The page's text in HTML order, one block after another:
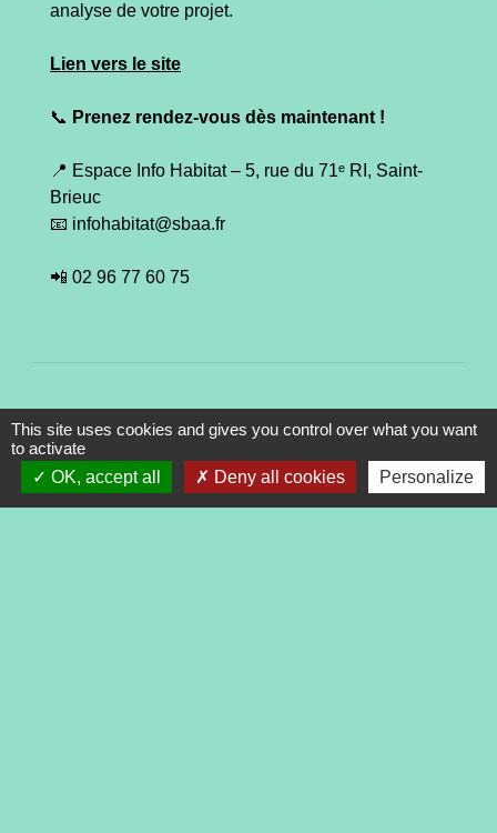
analyse de votre projet.
Lien vers le site
📞 Prenez rendez-vous dès maintenant !
📍 Espace Info Habitat – 5, rue du 71ᵉ RI, Saint-
Brieuc
📧 infohabitat@sbaa.fr
📲 02 96 77 60 75
Contacts
This site uses cookies and gives you control over what you want
to activate
OK, accept all
Deny all cookies Personalize